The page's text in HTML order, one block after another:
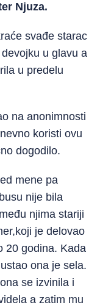
Njuza.
svađe starac
u glavu a
u predelu
na anonimnosti
koristi ovu
dogodilo.
mene pa
nije bila
njima stariji
je delovao
20 godina. Kada
ona je sela.
se izvinila i
a zatim mu